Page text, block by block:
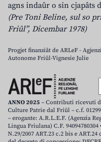
agns indaûr o sin cjapâts
(Pre Toni Beline, sul so
Friûl”, Dicembar 1978)
Progjet finanziât de ARLeF -
Autonome Friûl-Vignesie Julie
ANNO 2025 – Contributi ricevuti
Culture Patrie dal Friûl – c.f.
– erogante: A.R.L.E.F. (Agenzia
Lingua Friulana) C.F.
N.29/2007 ART.23 c.2 bis e ART.24